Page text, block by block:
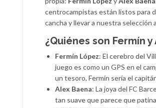
centrocampistas están listos para
cancha y llevar a nuestra selección
¿Quiénes son Fermín y
Fermín López: El cerebro del
juego es como un GPS en el
un tesoro, Fermín sería el
Alex Baena: La joya del FC
tan suave que parece que